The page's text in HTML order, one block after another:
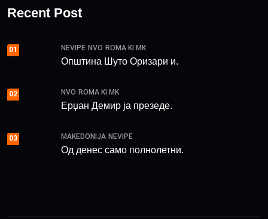
Recent Post
01 NEVIPE NVO ROMA KI MK
Општина Шуто Оризари и.
02 NVO ROMA KI MK
Ерџан Демир ја презеде.
03 MAKEDONIJA NEVIPE
Од денес само полнолетни.